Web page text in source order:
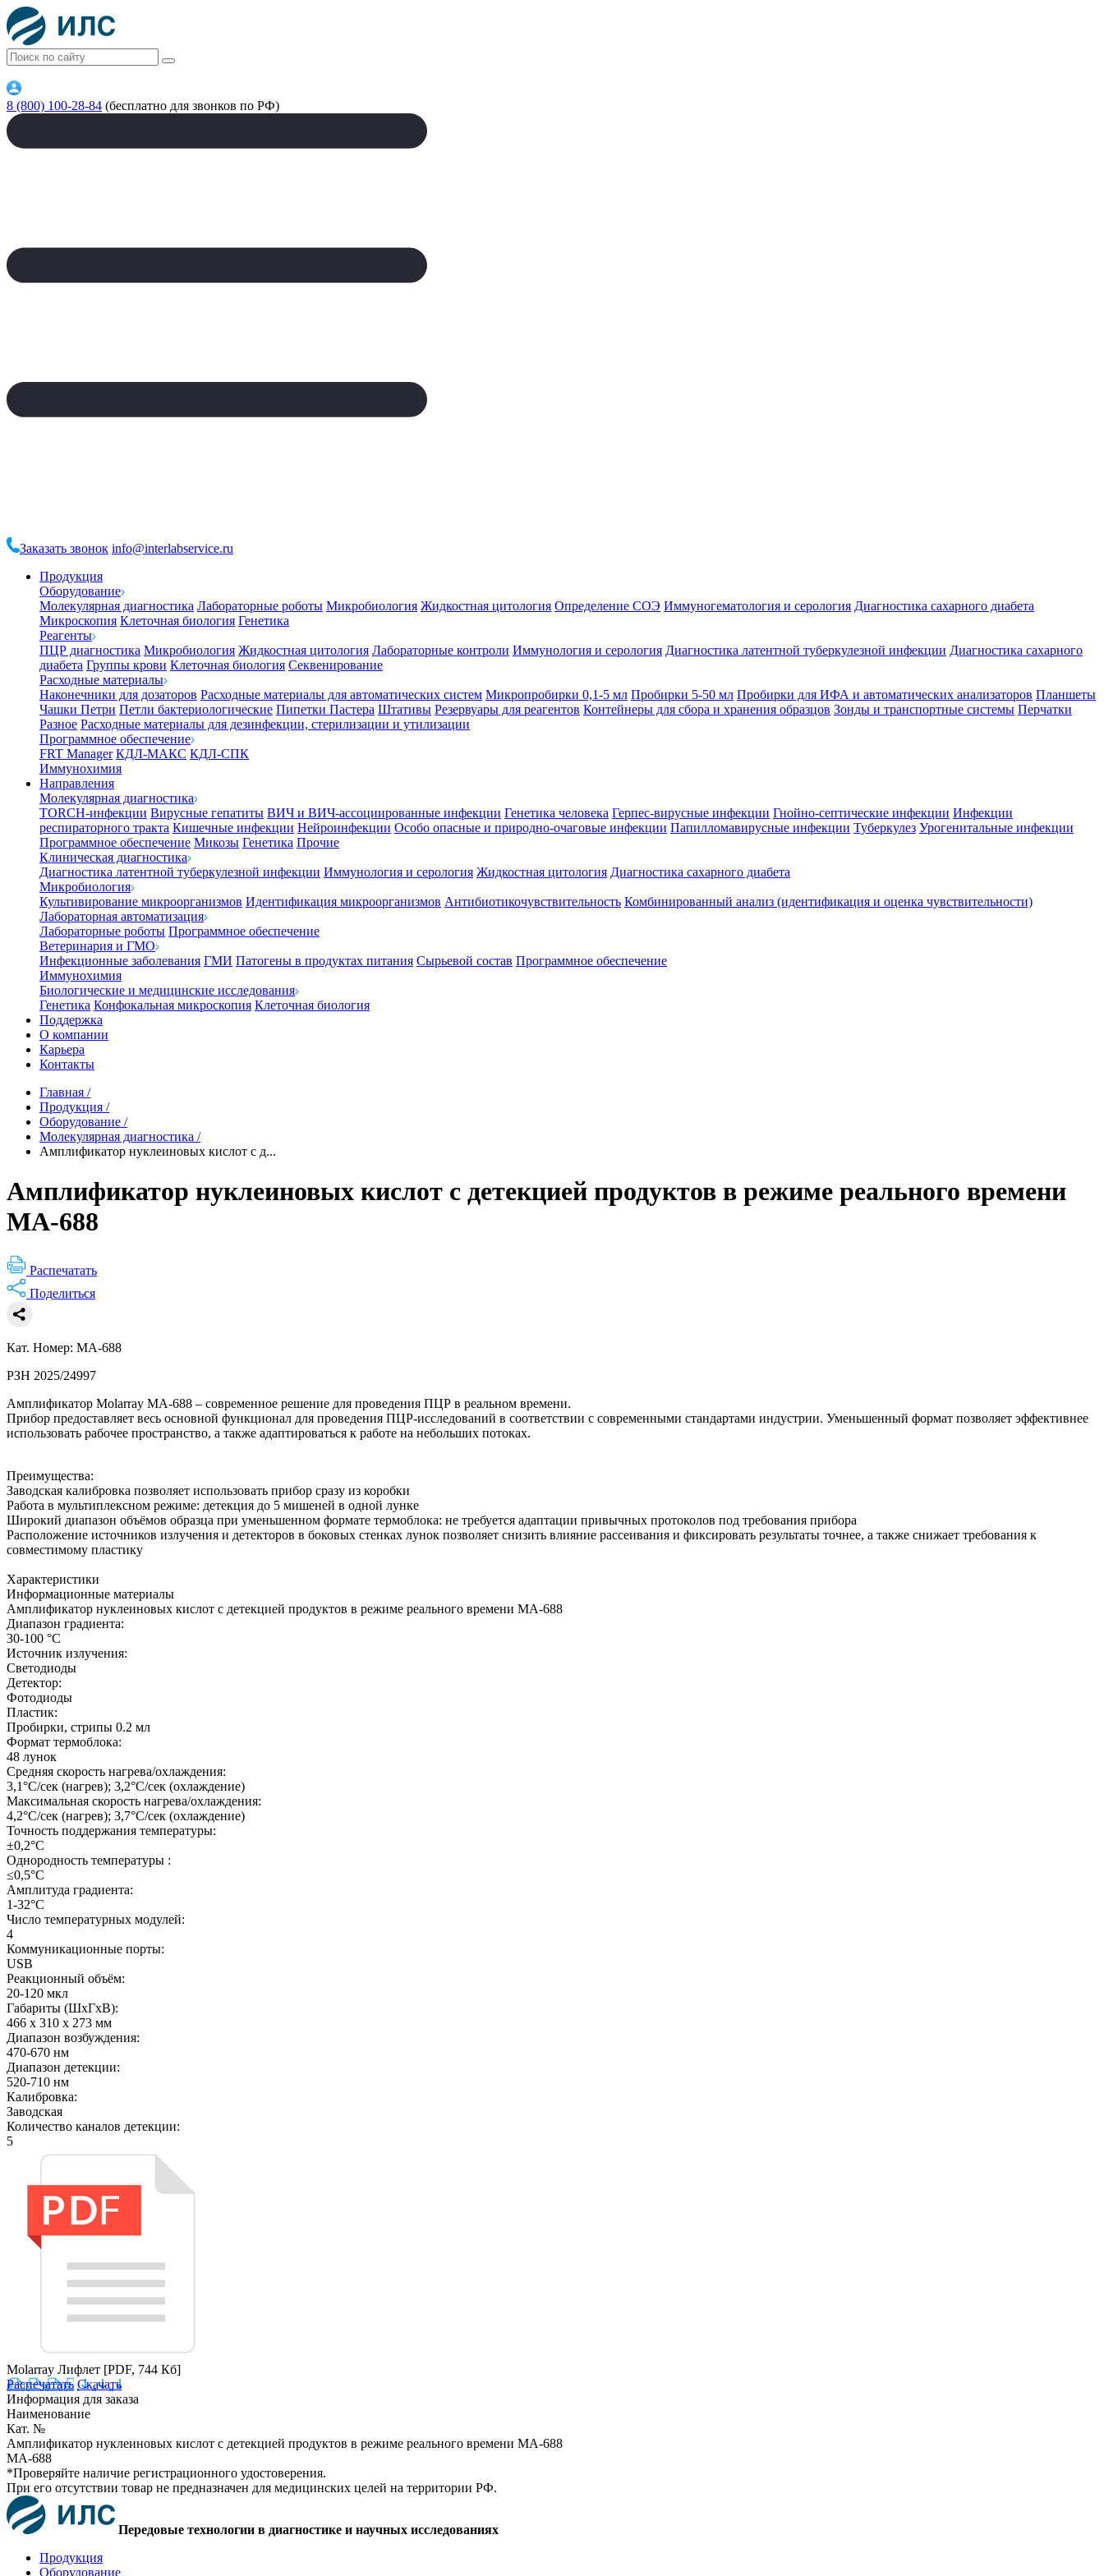
8 (800) 100-28-84 (бесплатно для звонков по РФ)
Заказать звонок info@interlabservice.ru
Продукция
Оборудование
Молекулярная диагностика Лабораторные роботы Микробиология Жидкостная цитология Определение СОЭ Иммуногематология и серология Диагностика сахарного диабета
Микроскопия Клеточная биология Генетика
Реагенты
ПЦР диагностика Микробиология Жидкостная цитология Лабораторные контроли Иммунология и серология Диагностика латентной туберкулезной инфекции Диагностика сахарного
диабета Группы крови Клеточная биология Секвенирование
Расходные материалы
Наконечники для дозаторов Расходные материалы для автоматических систем Микропробирки 0,1-5 мл Пробирки 5-50 мл Пробирки для ИФА и автоматических анализаторов Планшеты
Чашки Петри Петли бактериологические Пипетки Пастера Штативы Резервуары для реагентов Контейнеры для сбора и хранения образцов Зонды и транспортные системы Перчатки
Разное Расходные материалы для дезинфекции, стерилизации и утилизации
Программное обеспечение
FRT Manager КДЛ-МАКС КДЛ-СПК
Иммунохимия
Направления
Молекулярная диагностика
TORCH-инфекции Вирусные гепатиты ВИЧ и ВИЧ-ассоциированные инфекции Генетика человека Герпес-вирусные инфекции Гнойно-септические инфекции Инфекции
респираторного тракта Кишечные инфекции Нейроинфекции Особо опасные и природно-очаговые инфекции Папилломавирусные инфекции Туберкулез Урогенитальные инфекции
Программное обеспечение Микозы Генетика Прочие
Клиническая диагностика
Диагностика латентной туберкулезной инфекции Иммунология и серология Жидкостная цитология Диагностика сахарного диабета
Микробиология
Культивирование микроорганизмов Идентификация микроорганизмов Антибиотикочувствительность Комбинированный анализ (идентификация и оценка чувствительности)
Лабораторная автоматизация
Лабораторные роботы Программное обеспечение
Ветеринария и ГМО
Инфекционные заболевания ГМИ Патогены в продуктах питания Сырьевой состав Программное обеспечение
Иммунохимия
Биологические и медицинские исследования
Генетика Конфокальная микроскопия Клеточная биология
Поддержка
О компании
Карьера
Контакты
Главная /
Продукция /
Оборудование /
Молекулярная диагностика /
Амплификатор нуклеиновых кислот с д...
Амплификатор нуклеиновых кислот с детекцией продуктов в режиме реального времени
MA-688
Распечатать
Поделиться
Кат. Номер: MA-688
РЗН 2025/24997
Амплификатор Molarray MA-688 – современное решение для проведения ПЦР в реальном времени.
Прибор предоставляет весь основной функционал для проведения ПЦР-исследований в соответствии с современными стандартами индустрии. Уменьшенный формат позволяет эффективнее
использовать рабочее пространство, а также адаптироваться к работе на небольших потоках.
Преимущества:
Заводская калибровка позволяет использовать прибор сразу из коробки
Работа в мультиплексном режиме: детекция до 5 мишеней в одной лунке
Широкий диапазон объёмов образца при уменьшенном формате термоблока: не требуется адаптации привычных протоколов под требования прибора
Расположение источников излучения и детекторов в боковых стенках лунок позволяет снизить влияние рассеивания и фиксировать результаты точнее, а также снижает требования к
совместимому пластику
Характеристики
Информационные материалы
Амплификатор нуклеиновых кислот с детекцией продуктов в режиме реального времени MA-688
Диапазон градиента:
30-100 °C
Источник излучения:
Светодиоды
Детектор:
Фотодиоды
Пластик:
Пробирки, стрипы 0.2 мл
Формат термоблока:
48 лунок
Средняя скорость нагрева/охлаждения:
3,1°С/сек (нагрев); 3,2°С/сек (охлаждение)
Максимальная скорость нагрева/охлаждения:
4,2°С/сек (нагрев); 3,7°С/сек (охлаждение)
Точность поддержания температуры:
±0,2°C
Однородность температуры :
≤0,5°C
Амплитуда градиента:
1-32°C
Число температурных модулей:
4
Коммуникационные порты:
USB
Реакционный объём:
20-120 мкл
Габариты (ШхГхВ):
466 х 310 х 273 мм
Диапазон возбуждения:
470-670 нм
Диапазон детекции:
520-710 нм
Калибровка:
Заводская
Количество каналов детекции:
5
Molarray Лифлет [PDF, 744 Кб]
Распечатать Скачать
Информация для заказа
Наименование
Кат. №
Амплификатор нуклеиновых кислот с детекцией продуктов в режиме реального времени MA-688
MA-688
*Проверяйте наличие регистрационного удостоверения.
При его отсутствии товар не предназначен для медицинских целей на территории РФ.
Передовые технологии в диагностике и научных исследованиях
Продукция
Оборудование